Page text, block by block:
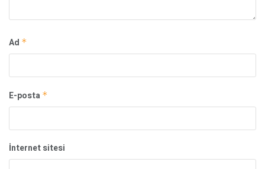
Ad *
E-posta *
İnternet sitesi